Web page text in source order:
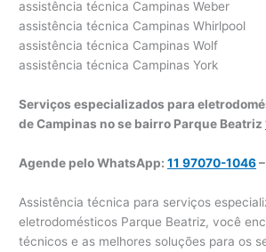
assistência técnica Campinas Weber
assistência técnica Campinas Whirlpool
assistência técnica Campinas Wolf
assistência técnica Campinas York
Serviços especializados para
de Campinas no se bairro Parque Beatriz
Agende pelo WhatsApp:11 97070-1046
Assistência técnica para serviços
eletrodomésticos Parque Beatriz, você
técnicos e as melhores soluções para os